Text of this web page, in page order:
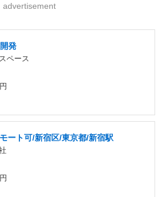
advertisement
発
ペース
ート可/新宿区/東京都/新宿駅